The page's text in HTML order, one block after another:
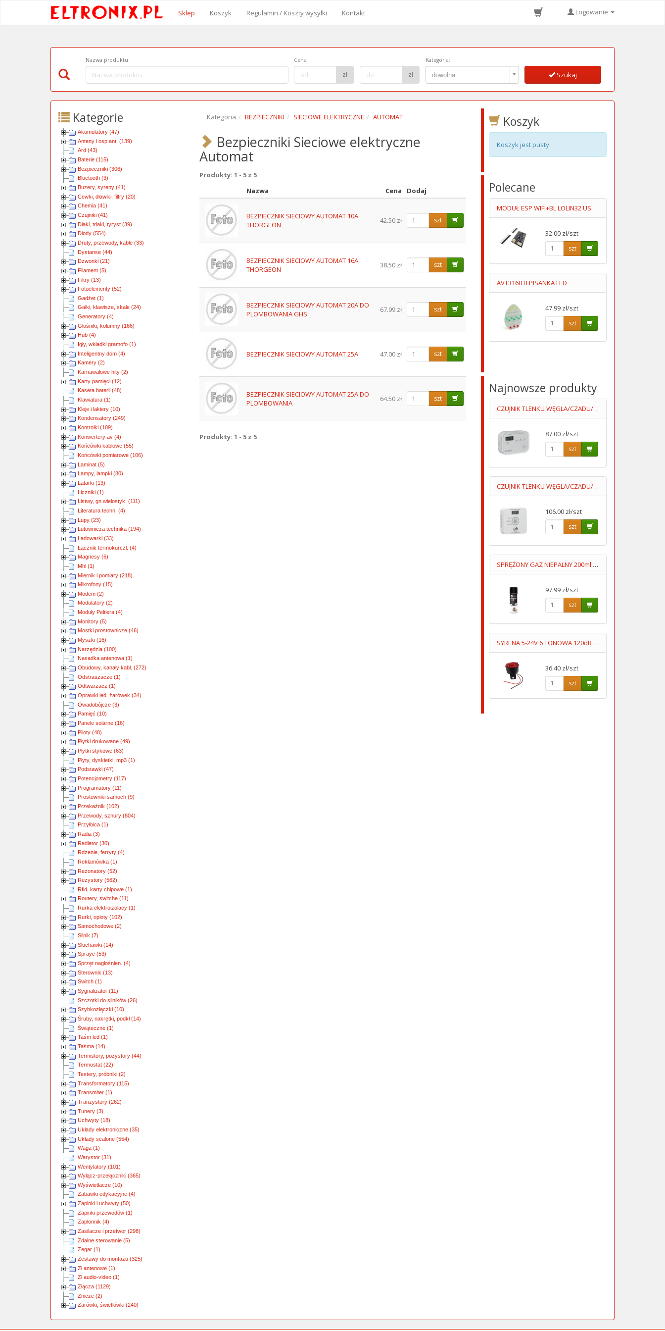
Sklep Koszyk Regulamin / Koszty wysyłki Kontakt Logowanie
Nazwa produktu: Cena od
:
zł
do:
zł
Kategoria:
dowolna
Kategoria:
Szukaj
Kategorie
Akumulatory (47)
Anteny i osp.ant. (139)
Ard (43)
Baterie (115)
Bezpieczniki (306)
Bluetooth (3)
Buzery, syreny (41)
Cewki, dławiki, filtry (20)
Chemia (41)
Czujniki (41)
Diaki, triaki, tyryst (39)
Diody (554)
Druty, przewody, kable (33)
Dystanse (44)
Dzwonki (21)
Filament (5)
Filtry (13)
Fotoelementy (52)
Gadżet (1)
Gałki, klawisze, skale (24)
Generatory (4)
Głośniki, kolumny (166)
Hub (4)
Igły, wkładki gramofo (1)
Inteligentny dom (4)
Kamery (2)
Karnawałowe hity (2)
Karty pamięci (12)
Kaseta baterii (48)
Klawiatura (1)
Kleje i lakiery (10)
Kondensatory (249)
Kontrolki (109)
Konwertery av (4)
Końcówki kablowe (55)
Końcówki pomiarowe (106)
Laminat (5)
Lampy, lampki (80)
Latarki (13)
Liczniki (1)
Listwy, gn.wielostyk. (111)
Literatura techn. (4)
Lupy (23)
Lutownicza technika (194)
Ładowarki (33)
Łącznik termokurczl. (4)
Magnesy (6)
Mhl (1)
Miernik i pomiary (218)
Mikrofony (15)
Modem (2)
Modulatory (2)
Moduły Peltiera (4)
Monitory (5)
Mostki prostownicze (46)
Myszki (16)
Narzędzia (100)
Nasadka antenowa (1)
Obudowy, kanały kabl. (272)
Odstraszacze (1)
Odtwarzacz (1)
Oprawki led, żarówek (34)
Owadobójcze (3)
Pamięć (10)
Panele solarne (16)
Piloty (48)
Płytki drukowane (49)
Płytki stykowe (63)
Płyty, dyskietki, mp3 (1)
Podstawki (47)
Potencjometry (117)
Programatory (11)
Prostowniki samoch (9)
Przekaźnik (102)
Przewody, sznury (804)
Przyłbica (1)
Radia (3)
Radiator (30)
Rdzenie, ferryty (4)
Reklamówka (1)
Rezonatory (52)
Rezystory (562)
Rfid, karty chipowe (1)
Routery, switche (11)
Rurka elektroizolacy (1)
Rurki, oploty (102)
Samochodowe (2)
Silnik (7)
Słuchawki (14)
Spraye (53)
Sprzęt nagłośnien. (4)
Sterownik (13)
Switch (1)
Sygnalizator (11)
Szczotki do silników (26)
Szybkozłączki (10)
Śruby, nakrętki, podkł (14)
Świąteczne (1)
Taśm led (1)
Taśma (14)
Termistory, pozystory (44)
Termostat (22)
Testery, próbniki (2)
Transformatory (115)
Transmiter (1)
Tranzystory (262)
Tunery (3)
Uchwyty (18)
Układy elektroniczne (35)
Układy scalone (554)
Waga (1)
Warystor (31)
Wentylatory (101)
Wyłącz-przełączniki (365)
Wyświetlacze (10)
Zabawki edykacyjne (4)
Zapinki i uchwyty (50)
Zapinki przewodów (1)
Zapłonnik (4)
Zasilacze i przetwor (298)
Zdalne sterowanie (5)
Zegar (1)
Zestawy do montażu (325)
Zł antenowe (1)
Zł audio-video (1)
Złącza (1129)
Znicze (2)
Żarówki, świetlówki (240)
Kategoria BEZPIECZNIKI SIECIOWE ELEKTRYCZNE AUTOMAT
Bezpieczniki Sieciowe elektryczne
Automat
Produkty: 1 - 5 z 5
Obraz
Nazwa Cena Dodaj
BEZPIECZNIK SIECIOWY AUTOMAT 10A
THORGEON
42.50 zł szt
BEZPIECZNIK SIECIOWY AUTOMAT 16A
THORGEON
38.50 zł szt
BEZPIECZNIK SIECIOWY AUTOMAT 20A DO
PLOMBOWANIA GHS
67.99 zł szt
BEZPIECZNIK SIECIOWY AUTOMAT 25A 47.00 zł szt
BEZPIECZNIK SIECIOWY AUTOMAT 25A DO
PLOMBOWANIA
64.50 zł szt
Produkty: 1 - 5 z 5
Koszyk
Koszyk jest pusty.
Polecane
MODUŁ ESP WIFI+BL LOLIN32 USB-C
32.00 zł/szt
szt
AVT3160 B PISANKA LED
47.99 zł/szt
szt
Najnowsze produkty
CZUJNIK TLENKU WĘGLA/CZADU/ DCA002 WYŚWIETLACZ 3XAA LUMIO
87.00 zł/szt
szt
CZUJNIK TLENKU WĘGLA/CZADU/DCA004 Z WYŚWIETLACZEM 2XAA LUMIO
106.00 zł/szt
szt
SPRĘŻONY GAZ NIEPALNY 200ml /DO UŻYTKU ZAWODOWEGO/
97.99 zł/szt
szt
SYRENA 5-24V 6 TONOWA 120dB Z LEDAMI
36.40 zł/szt
szt